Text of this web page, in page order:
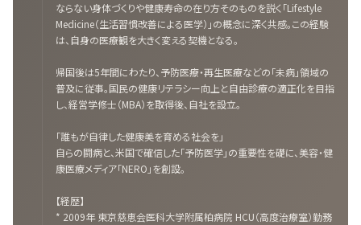
ならない身体づくりや健康寿命の在り方そのものを説く「Lifestyle
Medicine（生活習慣改善による医学）」の概念に深く共感。この経験
は、自身の医療観を大きく変える契機となる。
帰国後は5年間にわたり、予防医療・再生医療などの「未病」領域の
普及に従事。国民の健康リテラシー向上と自由診療の適正化を目指
し、経営学修士（MBA）を取得後、自社を設立。
「誰もが自律した健康美を育める社会を」
自らの闘病と、米国で確信した「予防医学」の重要性を礎に、美容・健
康医療メディア「NERO」を創設。
【経歴】
* 2009年 東京慈恵会医科大学附属柏病院 HCU（高度治療室）勤務